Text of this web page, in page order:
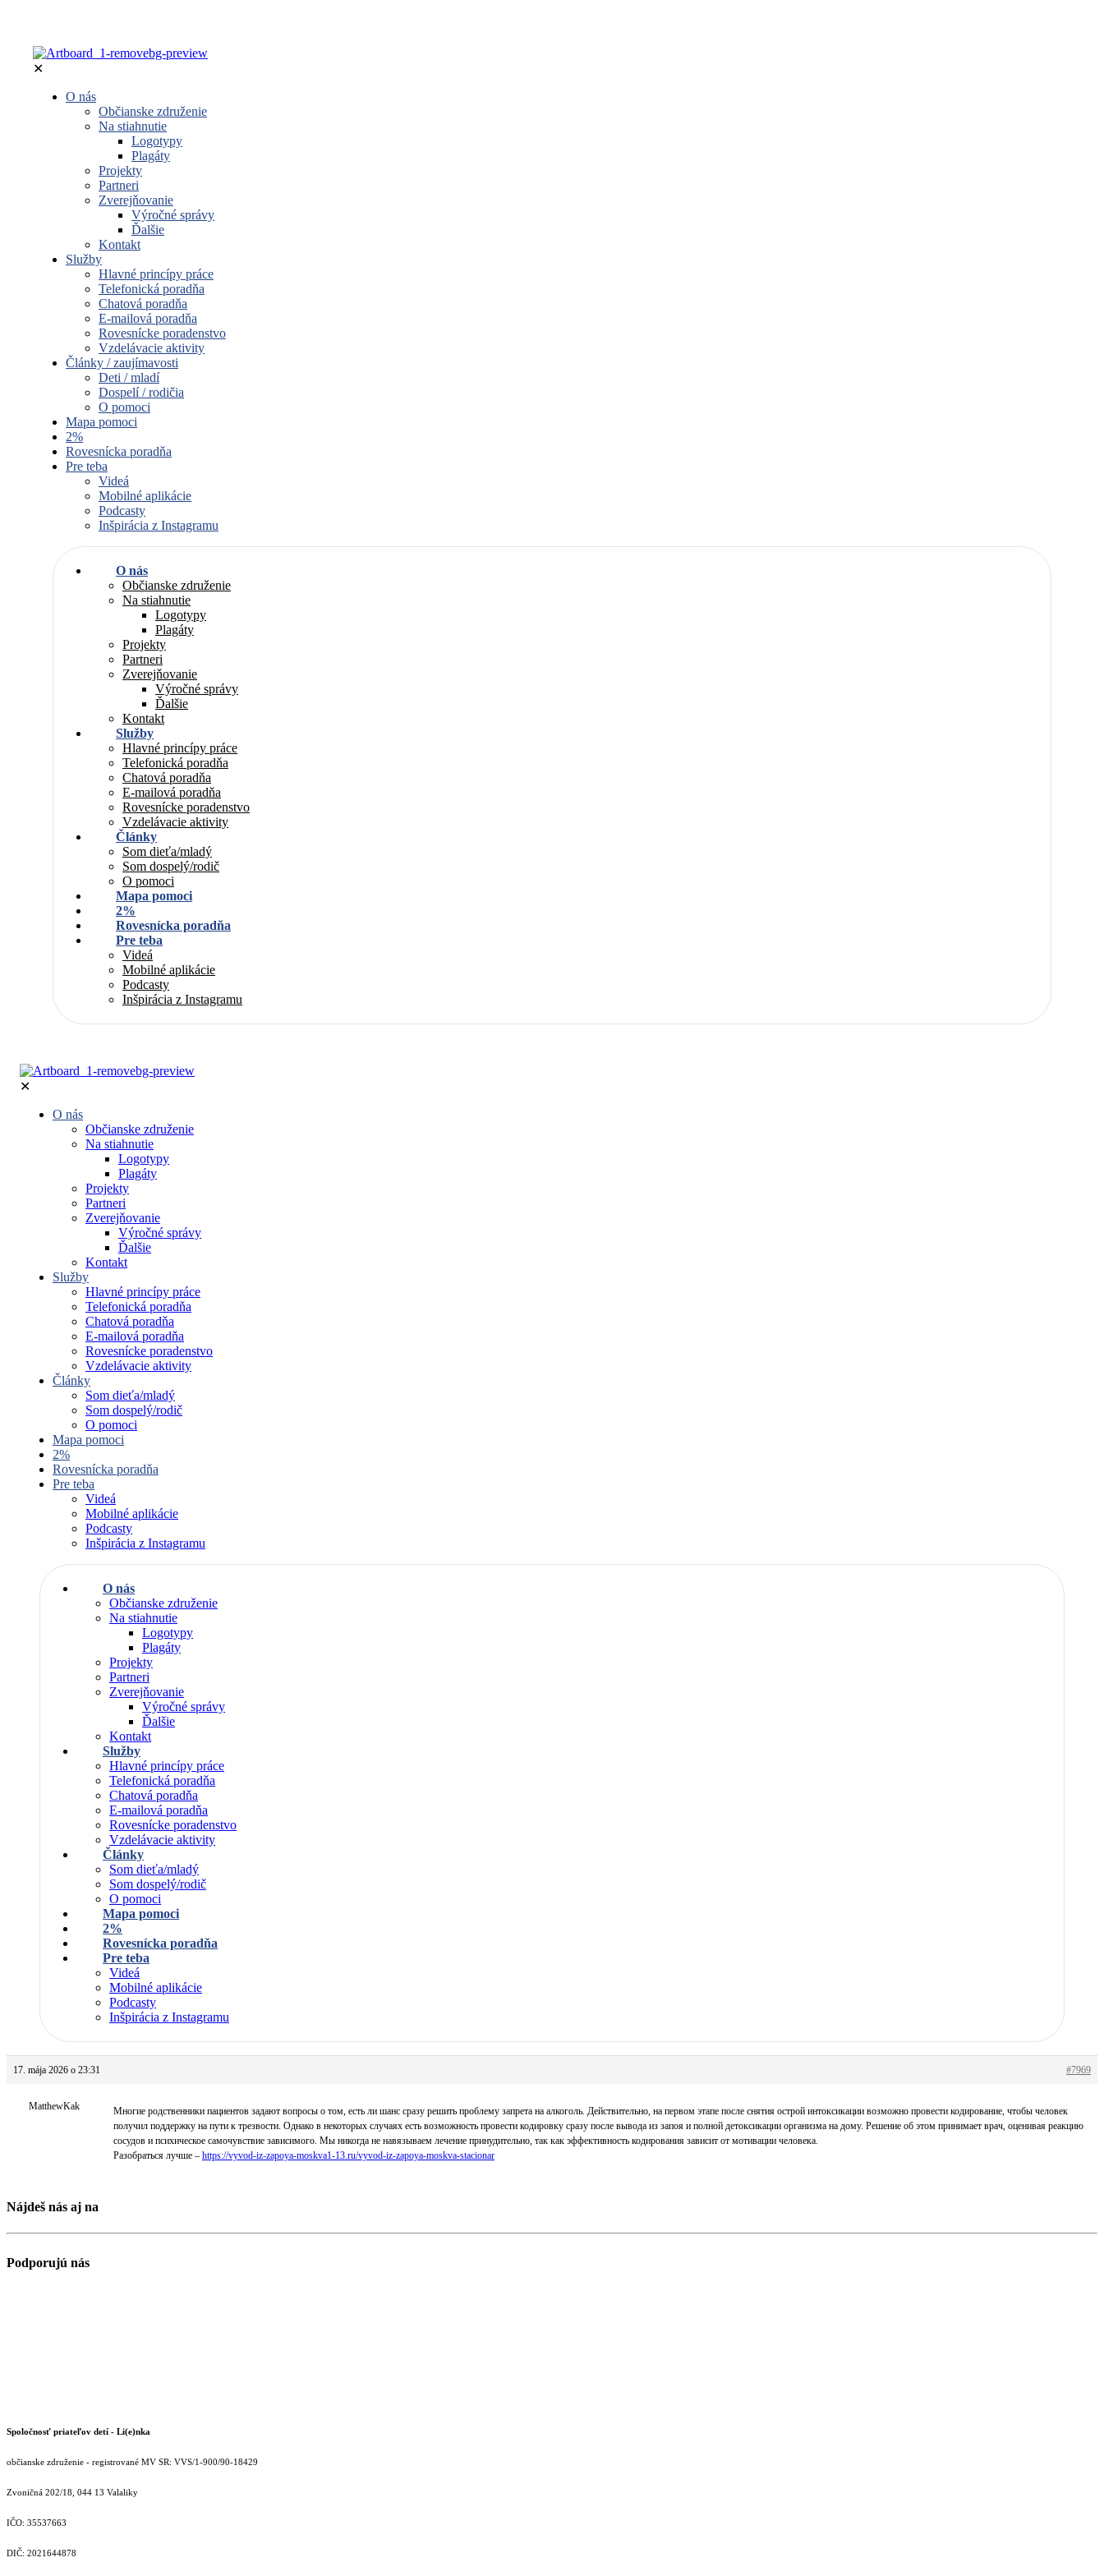
✕
O nás
Občianske združenie
Na stiahnutie
Logotypy
Plagáty
Projekty
Partneri
Zverejňovanie
Výročné správy
Ďalšie
Kontakt
Služby
Hlavné princípy práce
Telefonická poradňa
Chatová poradňa
E-mailová poradňa
Rovesnícke poradenstvo
Vzdelávacie aktivity
Články / zaujímavosti
Deti / mladí
Dospelí / rodičia
O pomoci
Mapa pomoci
2%
Rovesnícka poradňa
Pre teba
Videá
Mobilné aplikácie
Podcasty
Inšpirácia z Instagramu
O nás
Občianske združenie
Na stiahnutie
Logotypy
Plagáty
Projekty
Partneri
Zverejňovanie
Výročné správy
Ďalšie
Kontakt
Služby
Hlavné princípy práce
Telefonická poradňa
Chatová poradňa
E-mailová poradňa
Rovesnícke poradenstvo
Vzdelávacie aktivity
Články
Som dieťa/mladý
Som dospelý/rodič
O pomoci
Mapa pomoci
2%
Rovesnícka poradňa
Pre teba
Videá
Mobilné aplikácie
Podcasty
Inšpirácia z Instagramu
✕
O nás
Občianske združenie
Na stiahnutie
Logotypy
Plagáty
Projekty
Partneri
Zverejňovanie
Výročné správy
Ďalšie
Kontakt
Služby
Hlavné princípy práce
Telefonická poradňa
Chatová poradňa
E-mailová poradňa
Rovesnícke poradenstvo
Vzdelávacie aktivity
Články
Som dieťa/mladý
Som dospelý/rodič
O pomoci
Mapa pomoci
2%
Rovesnícka poradňa
Pre teba
Videá
Mobilné aplikácie
Podcasty
Inšpirácia z Instagramu
O nás
Občianske združenie
Na stiahnutie
Logotypy
Plagáty
Projekty
Partneri
Zverejňovanie
Výročné správy
Ďalšie
Kontakt
Služby
Hlavné princípy práce
Telefonická poradňa
Chatová poradňa
E-mailová poradňa
Rovesnícke poradenstvo
Vzdelávacie aktivity
Články
Som dieťa/mladý
Som dospelý/rodič
O pomoci
Mapa pomoci
2%
Rovesnícka poradňa
Pre teba
Videá
Mobilné aplikácie
Podcasty
Inšpirácia z Instagramu
17. mája 2026 o 23:31 #7969
MatthewKak
Многие родственники пациентов задают вопросы о том, есть ли шанс сразу решить проблему запрета на алкоголь. Действительно, на первом этапе после снятия острой интоксикации возможно провести кодирование, чтобы человек
получил поддержку на пути к трезвости. Однако в некоторых случаях есть возможность провести кодировку сразу после вывода из запоя и полной детоксикации организма на дому. Решение об этом принимает врач, оценивая реакцию
сосудов и психическое самочувствие зависимого. Мы никогда не навязываем лечение принудительно, так как эффективность кодирования зависит от мотивации человека.
Разобраться лучше – https://vyvod-iz-zapoya-moskva1-13.ru/vyvod-iz-zapoya-moskva-stacionar
Nájdeš nás aj na
Podporujú nás
Spoločnosť priateľov detí - Li(e)nka
občianske združenie - registrované MV SR: VVS/1-900/90-18429
Zvoničná 202/18, 044 13 Valaliky
IČO: 35537663
DIČ: 2021644878